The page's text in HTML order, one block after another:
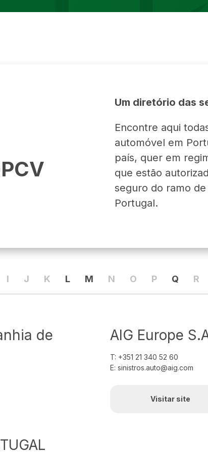
Um diretório das
Encontre aqui
automóvel em
país, quer em
que estão
seguro do ramo
Portugal.
I J K L M N O P Q R
de
AIG Europe
T: +351 21 340 52 60
E: sinistros.auto@aig.com
Visitar site